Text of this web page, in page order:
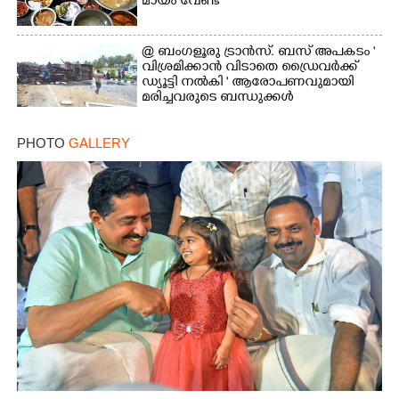
@ ബംഗളൂരു ട്രാൻസ്. ബസ് അപകടം '
വി​ശ്ര​മിക്കാൻ വിടാതെ ഡ്രൈ​വ​ർ​ക്ക്
ഡ്യൂട്ടി നൽകി ' ആരോപണവുമായി
മരിച്ചവരുടെ ബന്ധുക്കൾ
PHOTO GALLERY